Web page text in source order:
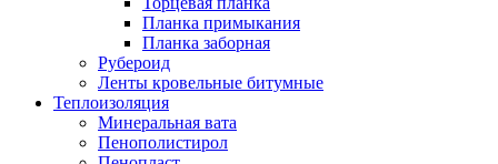
Планка примыкания
Планка заборная
Рубероид
Ленты кровельные битумные
Теплоизоляция
Минеральная вата
Пенополистирол